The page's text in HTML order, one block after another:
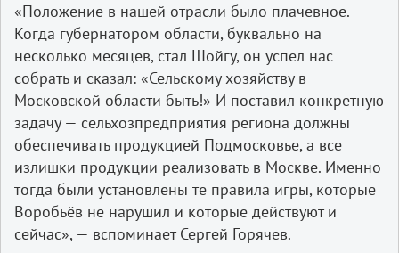
«Положение в нашей отрасли было плачевное.
Когда губернатором области, буквально на
несколько месяцев, стал Шойгу, он успел нас
собрать и сказал: «Сельскому хозяйству в
Московской области быть!» И поставил конкретную
задачу — сельхозпредприятия региона должны
обеспечивать продукцией Подмосковье, а все
излишки продукции реализовать в Москве. Именно
тогда были установлены те правила игры, которые
Воробьёв не нарушил и которые действуют и
сейчас», — вспоминает Сергей Горячев.